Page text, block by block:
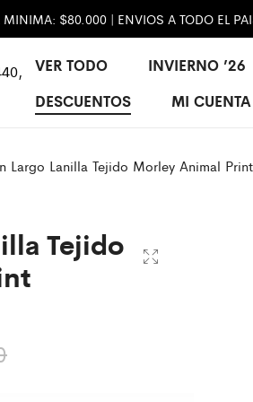
$80.000 | ENVIOS A TODO EL
VER TODO INVIERNO ’26
DESCUENTOS
MI CUENTA
Largo Lanilla Tejido Morley Animal Print
Tejido